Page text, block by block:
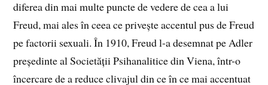
diferea din mai multe puncte de vedere de cea a lui
Freud, mai ales în ceea ce privește accentul pus de Freud
pe factorii sexuali. În 1910, Freud l-a desemnat pe Adler
președinte al Societății Psihanalitice din Viena, într-o
încercare de a reduce clivajul din ce în ce mai accentuat